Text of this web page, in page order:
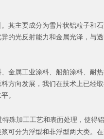
主要成分为雪片状铝粒子和
的光反射能力和金属光泽，与
属工业涂料、船舶涂料、耐热
方向发展，我们在技术上已经
。
殊加工工艺和表面处理，使得
可分为浮型和非浮型两大类。